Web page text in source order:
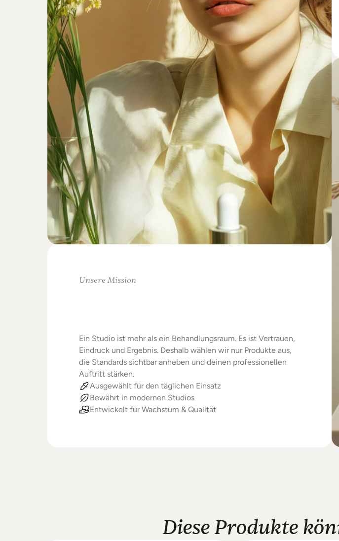
Unsere Mission
Ein Studio ist mehr als ein Behandlungsraum. Es ist Vertrauen,
Eindruck und Ergebnis. Deshalb wählen wir nur Produkte aus,
die Standards sichtbar anheben und deinen professionellen
Auftritt stärken.
Ausgewählt für den täglichen Einsatz
Bewährt in modernen Studios
Entwickelt für Wachstum & Qualität
Diese Produkte